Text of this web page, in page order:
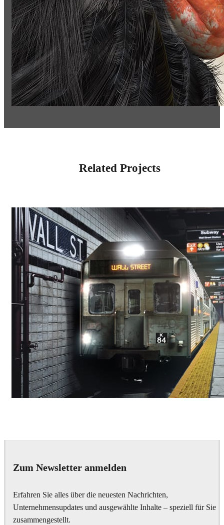
Related Projects
Zum Newsletter anmelden
Erfahren Sie alles über die neuesten Nachrichten,
Unternehmensupdates und ausgewählte Inhalte – speziell für Sie
zusammengestellt.